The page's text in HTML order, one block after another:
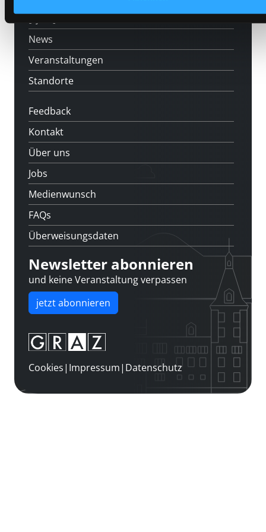
[kju:b]
News
Veranstaltungen
Standorte
Feedback
Kontakt
Über uns
Jobs
Medienwunsch
FAQs
Überweisungsdaten
Newsletter abonnieren
und keine Veranstaltung verpassen
jetzt abonnieren
Cookies| Impressum| Datenschutz